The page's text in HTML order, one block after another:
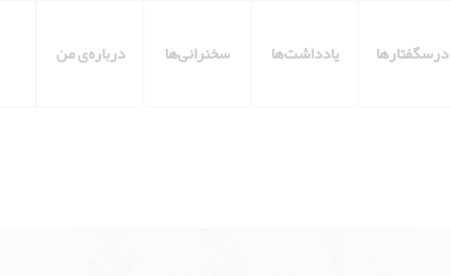
درسگفتارها یادداشت‌ها سخنرانی‌ها درباره‌ی من